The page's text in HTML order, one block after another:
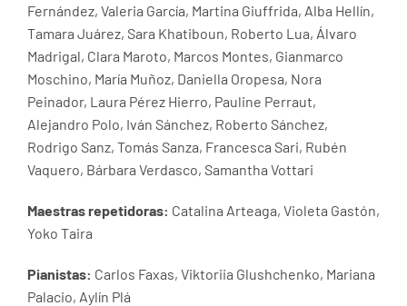
Fernández, Valeria García, Martina Giuffrida, Alba Hellín,
Tamara Juárez, Sara Khatiboun, Roberto Lua, Álvaro
Madrigal, Clara Maroto, Marcos Montes, Gianmarco
Moschino, María Muñoz, Daniella Oropesa, Nora
Peinador, Laura Pérez Hierro, Pauline Perraut,
Alejandro Polo, Iván Sánchez, Roberto Sánchez,
Rodrigo Sanz, Tomás Sanza, Francesca Sari, Rubén
Vaquero, Bárbara Verdasco, Samantha Vottari
Maestras repetidoras: Catalina Arteaga, Violeta Gastón,
Yoko Taira
Pianistas: Carlos Faxas, Viktoriia Glushchenko, Mariana
Palacio, Aylín Plá